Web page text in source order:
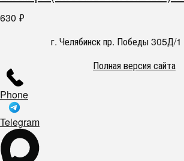
630 ₽
г. Челябинск пр. Победы 305Д/
Полная версия сайта
Phone
Telegram